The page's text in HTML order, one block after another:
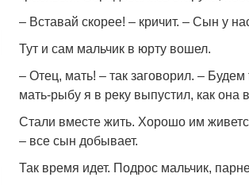
– Вставай скорее! – кричит. – Сын у
Тут и сам мальчик в юрту вошел.
– Отец, мать! – так заговорил. –
мать-рыбу я в реку выпустил, как она
Стали вместе жить. Хорошо им
– все сын добывает.
Так время идет. Подрос мальчик,